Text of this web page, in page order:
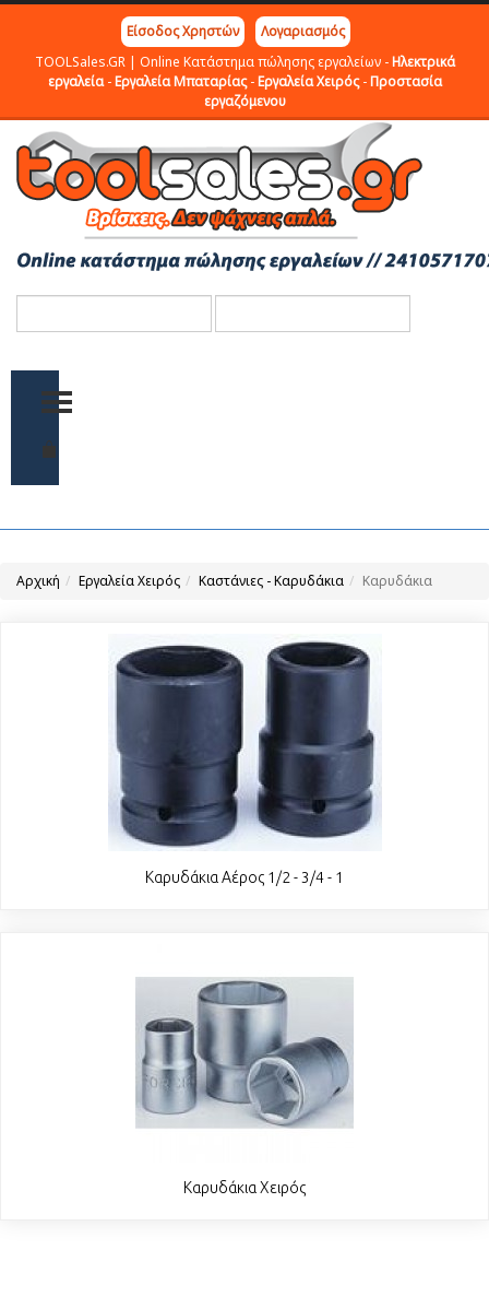
Είσοδος Χρηστών
Λογαριασμός
TOOLSales.GR | Online Κατάστημα πώλησης εργαλείων -Ηλεκτρικά
εργαλεία-Εργαλεία Μπαταρίας-Εργαλεία Χειρός-Προστασία
εργαζόμενου
TOGGLE MENU
Αρχική Εργαλεία Χειρός Καστάνιες - Καρυδάκια Καρυδάκια
Καρυδάκια Αέρος 1/2 - 3/4 - 1
Καρυδάκια Χειρός